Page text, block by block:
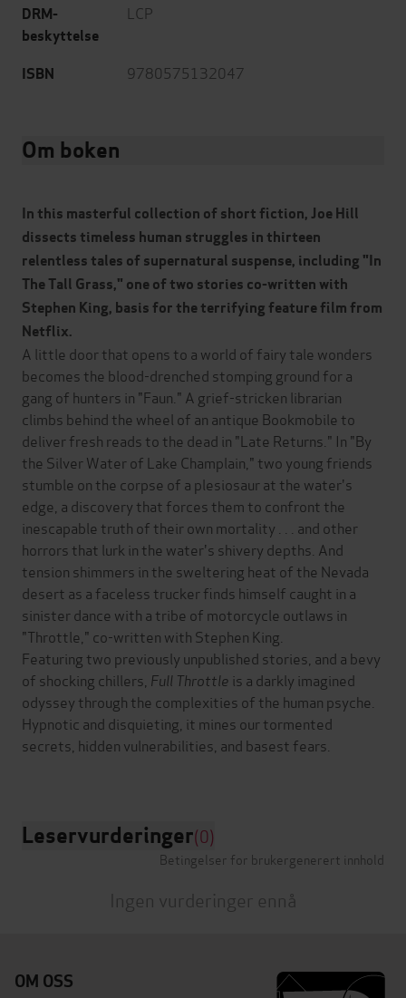
DRM-
beskyttelse
LCP
ISBN 9780575132047
Om boken
In this masterful collection of short fiction, Joe Hill
dissects timeless human struggles in thirteen
relentless tales of supernatural suspense, including "In
The Tall Grass," one of two stories co-written with
Stephen King, basis for the terrifying feature film from
Netflix.
A little door that opens to a world of fairy tale wonders
becomes the blood-drenched stomping ground for a
gang of hunters in "Faun." A grief-stricken librarian
climbs behind the wheel of an antique Bookmobile to
deliver fresh reads to the dead in "Late Returns." In "By
the Silver Water of Lake Champlain," two young friends
stumble on the corpse of a plesiosaur at the water's
edge, a discovery that forces them to confront the
inescapable truth of their own mortality . . . and other
horrors that lurk in the water's shivery depths. And
tension shimmers in the sweltering heat of the Nevada
desert as a faceless trucker finds himself caught in a
sinister dance with a tribe of motorcycle outlaws in
"Throttle," co-written with Stephen King.
Featuring two previously unpublished stories, and a bevy
of shocking chillers, Full Throttle is a darkly imagined
odyssey through the complexities of the human psyche.
Hypnotic and disquieting, it mines our tormented
secrets, hidden vulnerabilities, and basest fears.
Leservurderinger(0)
Betingelser for brukergenerert innhold
Ingen vurderinger ennå
OM OSS